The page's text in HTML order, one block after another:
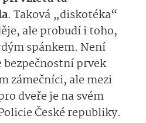
. Taková „diskotéka“
ale probudí i toho,
spánkem. Není
prvek
zámečníci, ale mezi
dveře je na svém
České republiky.